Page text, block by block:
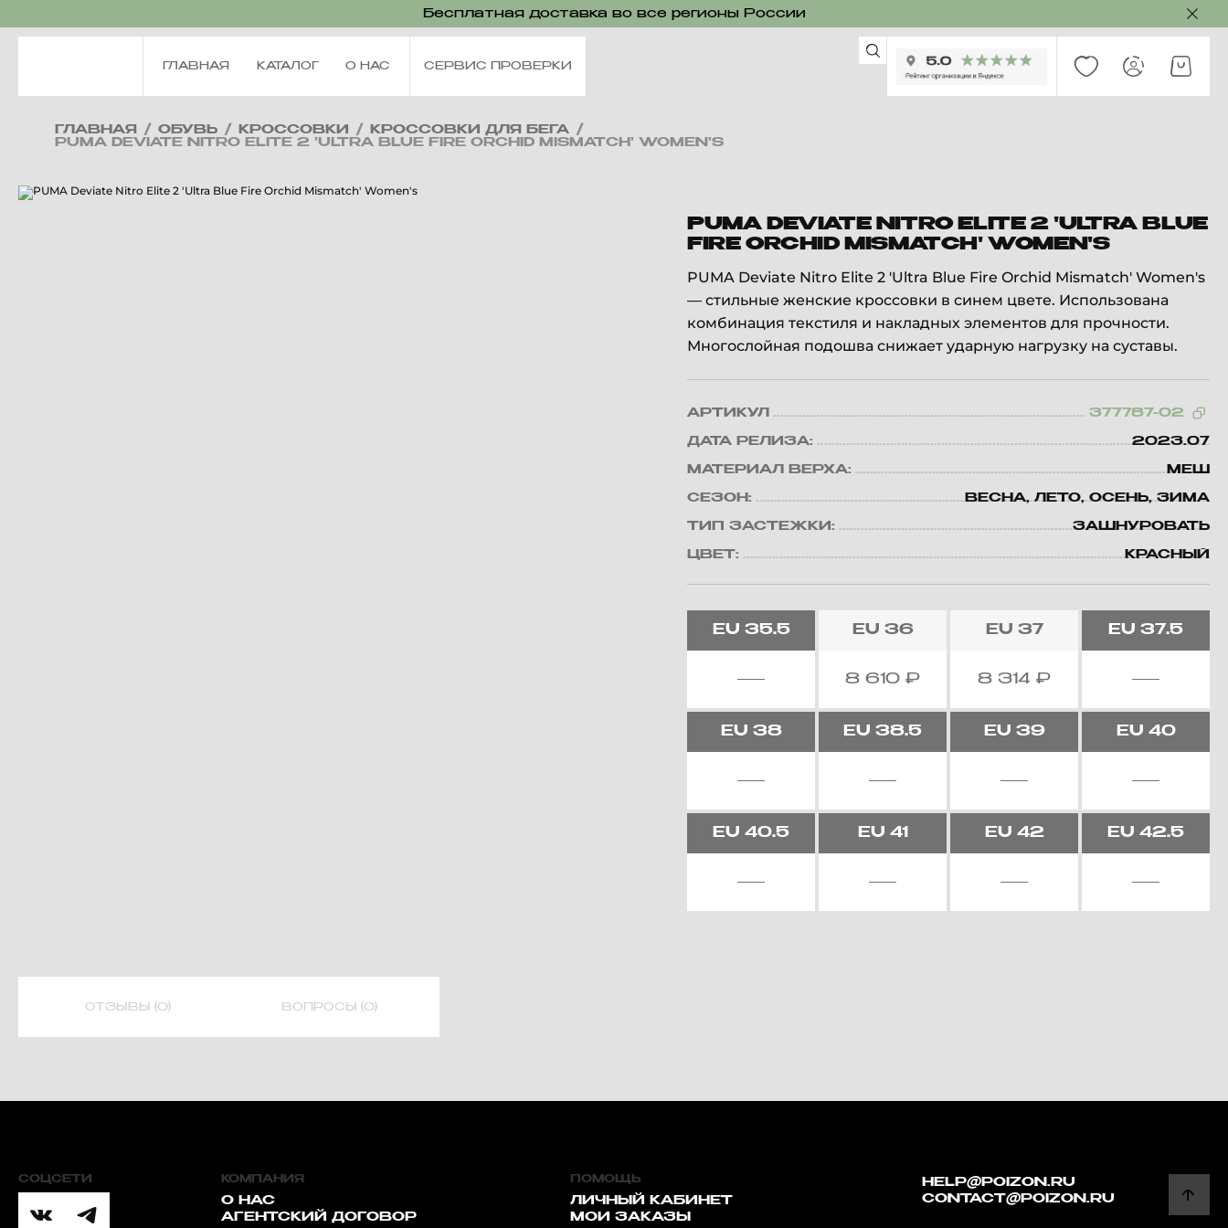
Бесплатная доставка во все регионы России
ГЛАВНАЯ КАТАЛОГ О НАС СЕРВИС ПРОВЕРКИ
ГЛАВНАЯ / ОБУВЬ / КРОССОВКИ / КРОССОВКИ ДЛЯ БЕГА /
PUMA DEVIATE NITRO ELITE 2 'ULTRA BLUE FIRE ORCHID MISMATCH' WOMEN'S
PUMA DEVIATE NITRO ELITE 2 'ULTRA BLUE
FIRE ORCHID MISMATCH' WOMEN'S
PUMA Deviate Nitro Elite 2 'Ultra Blue Fire Orchid Mismatch' Women's
— стильные женские кроссовки в синем цвете. Использована
комбинация текстиля и накладных элементов для прочности.
Многослойная подошва снижает ударную нагрузку на суставы.
АРТИКУЛ 377787-02
ДАТА РЕЛИЗА: 2023.07
МАТЕРИАЛ ВЕРХА: МЕШ
СЕЗОН: ВЕСНА, ЛЕТО, ОСЕНЬ, ЗИМА
ТИП ЗАСТЕЖКИ: ЗАШНУРОВАТЬ
ЦВЕТ: КРАСНЫЙ
EU 35.5 EU 36
8 610₽
EU 37
8 314₽
EU 37.5
EU 38 EU 38.5 EU 39 EU 40
EU 40.5 EU 41 EU 42 EU 42.5
ОТЗЫВЫ (0) ВОПРОСЫ (0)
СОЦСЕТИ КОМПАНИЯ
О НАС
АГЕНТСКИЙ ДОГОВОР
HELP@POIZON.RU
CONTACT@POIZON.RU
ПОМОЩЬ
ЛИЧНЫЙ КАБИНЕТ
МОИ ЗАКАЗЫ